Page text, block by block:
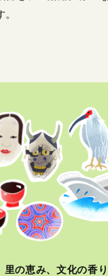
里の恵み、文化の香り